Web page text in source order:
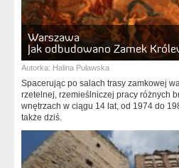
Warszawa
Jak odbudowano Zamek
Autorka: Halina Puławska
Spacerując po salach trasy zamkowej
rzetelnej, rzemieślniczej pracy różnych
wnętrzach w ciągu 14 lat, od 1974 do
także dziś.